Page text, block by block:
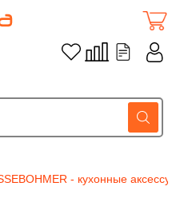
- кухонные